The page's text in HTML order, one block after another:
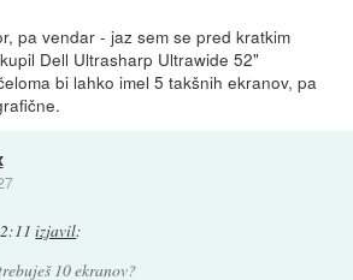
pa vendar - jaz sem se pred kratkim
Dell Ultrasharp Ultrawide 52"
bi lahko imel 5 takšnih ekranov, pa
izjavil:
10 ekranov?